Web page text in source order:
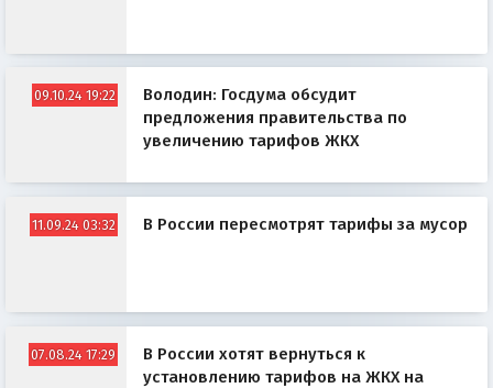
09.10.24 19:22
Володин: Госдума обсудит
предложения правительства по
увеличению тарифов ЖКХ
11.09.24 03:32 В России пересмотрят тарифы за мусор
07.08.24 17:29
В России хотят вернуться к
установлению тарифов на ЖКХ на